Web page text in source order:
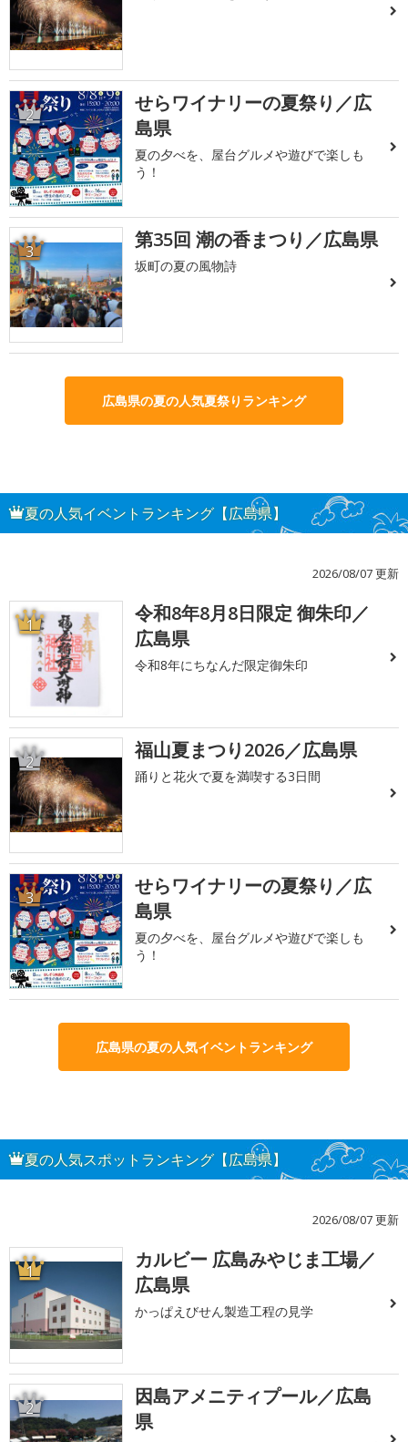
2
せらワイナリーの夏祭り／広
島県
夏の夕べを、屋台グルメや遊びで楽しも
う！
3 第35回 潮の香まつり／広島県
坂町の夏の風物詩
広島県の夏の人気夏祭りランキング
夏の人気イベントランキング【広島県】
2026/08/07 更新
1
令和8年8月8日限定 御朱印／
広島県
令和8年にちなんだ限定御朱印
2 福山夏まつり2026／広島県
踊りと花火で夏を満喫する3日間
3
せらワイナリーの夏祭り／広
島県
夏の夕べを、屋台グルメや遊びで楽しも
う！
広島県の夏の人気イベントランキング
夏の人気スポットランキング【広島県】
2026/08/07 更新
1
カルビー 広島みやじま工場／
広島県
かっぱえびせん製造工程の見学
2
因島アメニティプール／広島
県